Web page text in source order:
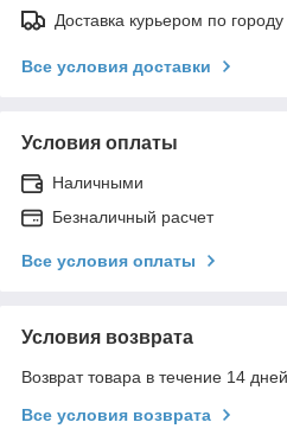
Доставка курьером по
Все условия доставки
Условия оплаты
Наличными
Безналичный расчет
Все условия оплаты
Условия возврата
Возврат товара в течение 14
Все условия возврата